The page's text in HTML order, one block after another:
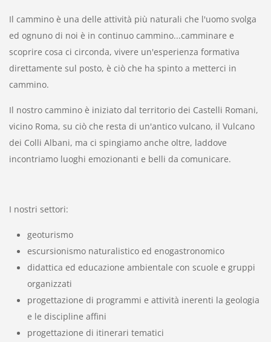
Il cammino è una delle attività più naturali che l'uomo svolga
ed ognuno di noi è in continuo cammino...camminare e
scoprire cosa ci circonda, vivere un'esperienza formativa
direttamente sul posto, è ciò che ha spinto a metterci in
cammino.
Il nostro cammino è iniziato dal territorio dei Castelli Romani,
vicino Roma, su ciò che resta di un'antico vulcano, il Vulcano
dei Colli Albani, ma ci spingiamo anche oltre, laddove
incontriamo luoghi emozionanti e belli da comunicare.
I nostri settori:
geoturismo
escursionismo naturalistico ed enogastronomico
didattica ed educazione ambientale con scuole e gruppi
organizzati
progettazione di programmi e attività inerenti la geologia
e le discipline affini
progettazione di itinerari tematici